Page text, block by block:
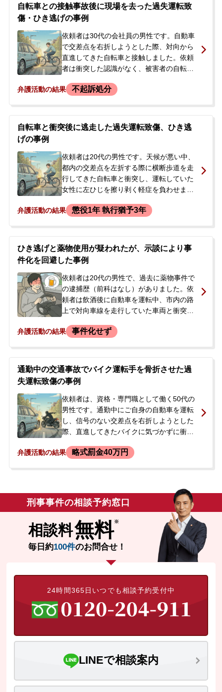
と腰の打撲を負っていました。刑事事件化
して前科がつくことを避けたいとの思いか
ら、示談交渉を依頼するため、ご両親が相
談に来られました。
自転車との接触事故後に現場を去った過失運転致
傷・ひき逃げの事例
依頼者は30代の会社員の男性です。自動車
で交差点を右折しようとした際、対向から
直進してきた自転車と接触しました。依頼
者は衝突した認識がなく、被害者の自転車
場を離れました。しかし、気になって現場
あり、被害者が未成年であったため、被害
者の自宅で両親も交えて話をしました。被
れ、警察からは後日改めて連絡すると言わ
れました。依頼者は過失運転致傷や報告義
務違反（ひき逃げ）に問われるのではない
かと不安になり、当事務所へ相談に来られ
弁護活動の結果 不起訴処分
自転車と衝突後に逃走した過失運転致傷、ひき逃
げの事例
依頼者は20代の男性です。天候が悪い中、
都内の交差点を左折する際に横断歩道を走
行してきた自転車と衝突し、運転していた
女性に左ひじを擦り剥く軽症を負わせまし
たが、パニックになりその場から走り去っ
ました。自動車保険会社によって民事の示
談は済んでいましたが、その後、過失運転
致傷と道路交通法違反（ひき逃げ）で起訴
されたため、今後の対応についてアドバイ
スを求め、ご家族と当事務所へ相談に来ら
れました。
弁護活動の結果 懲役1年 執行猶予3年
ひき逃げと薬物使用が疑われたが、示談により事
件化を回避した事例
依頼者は20代の男性で、過去に薬物事件で
の逮捕歴（前科はなし）がありました。依
頼者は飲酒後に自動車を運転中、市内の路
上で対向車線を走行していた車両と衝突す
は軽傷を負いました。事故当時、依頼者は
ました（ひき逃げ）。さらに、この事故と
は別に、駐車場のゲートバーを破損させて
逃走した器物損壊事件も起こしており、そ
ちらは被害届が出されていました。警察が
まだ介入していない段階で、自身の複数の
犯罪行為が事件化することを強く恐れ、今
後の対応について相談するため当事務所に
弁護活動の結果 事件化せず
通勤中の交通事故でバイク運転手を骨折させた過
失運転致傷の事例
依頼者は、資格・専門職として働く50代の
男性です。通勤中にご自身の自動車を運転
し、信号のない交差点を右折しようとした
際、直進してきたバイクに気づかずに衝突
り、バイクを運転していた男性は転倒し、
裁判の書類にサインしました。しかし、後
日検察庁から呼び出しの通知が届いたこと
で、略式裁判が起訴にあたり前科がつくこ
とを初めて知りました。依頼者はご自身の
職業柄、前科がつくことで資格に影響が出
ることを強く懸念し、前科を回避できない
かと弊所に相談されました。
弁護活動の結果 略式罰金40万円
刑事事件の相談予約窓口
相談料無料
毎日約100件のお問合せ！
24時間365日いつでも相談予約受付中
LINEで相談案内